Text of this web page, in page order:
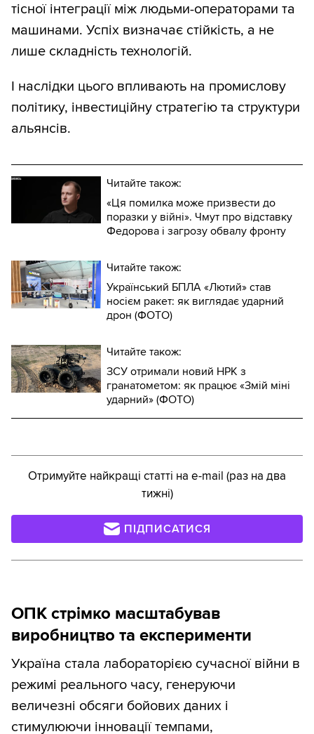
тісної інтеграції між людьми-операторами та
машинами. Успіх визначає стійкість, а не
лише складність технологій.
І наслідки цього впливають на промислову
політику, інвестиційну стратегію та структури
альянсів.
Читайте також:
«Ця помилка може призвести до
поразки у війні». Чмут про відставку
Федорова і загрозу обвалу фронту
Читайте також:
Український БПЛА «Лютий» став
носієм ракет: як виглядає ударний
дрон (ФОТО)
Читайте також:
ЗСУ отримали новий НРК з
гранатометом: як працює «Змій міні
ударний» (ФОТО)
Отримуйте найкращі статті на e-mail (раз на два
тижні)
ПІДПИСАТИСЯ
ОПК стрімко масштабував
виробництво та експерименти
Україна стала лабораторією сучасної війни в
режимі реального часу, генеруючи
величезні обсяги бойових даних і
стимулюючи інновації темпами,